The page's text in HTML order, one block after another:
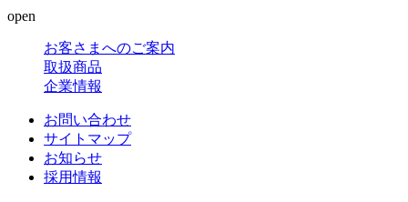
open
お客さまへのご案内
取扱商品
企業情報
お問い合わせ
サイトマップ
お知らせ
採用情報